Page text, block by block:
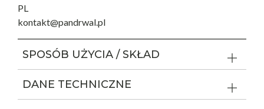
PL
kontakt@pandrwal.pl
SPOSÓB UŻYCIA / SKŁAD
DANE TECHNICZNE